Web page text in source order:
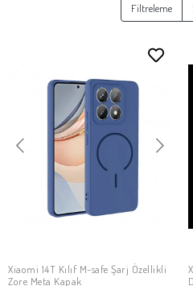
Filtreleme
SEPETE EKLE
Xiaomi 14T Kılıf M-safe Şarj Özellikli
Zore Meta Kapak